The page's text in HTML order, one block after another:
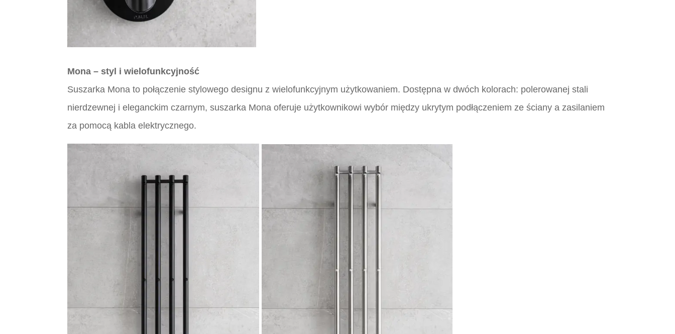
Mona – styl i wielofunkcyjność
Suszarka Mona to połączenie stylowego designu z wielofunkcyjnym użytkowaniem. Dostępna w dwóch kolorach: polerowanej stali
nierdzewnej i eleganckim czarnym, suszarka Mona oferuje użytkownikowi wybór między ukrytym podłączeniem ze ściany a zasilaniem
za pomocą kabla elektrycznego.